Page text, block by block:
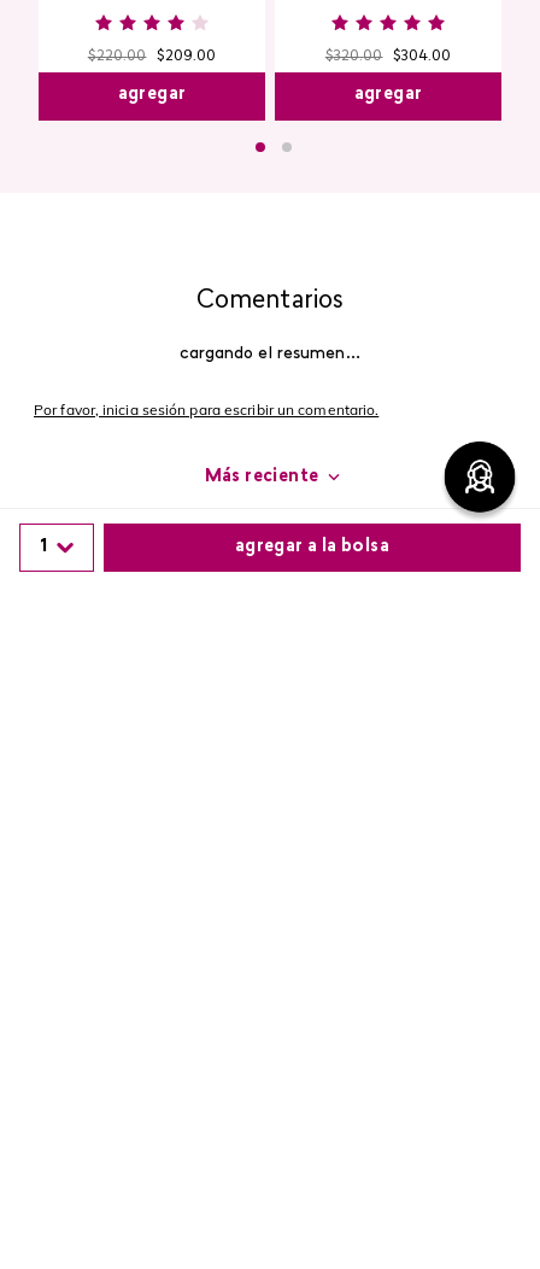
1 agregar a la bolsa
$220.00 $209.00
agregar
$320.00 $304.00
agregar
Comentarios
cargando el resumen…
Por favor, inicia sesión para escribir un comentario.
Más reciente
Cargando comentarios…